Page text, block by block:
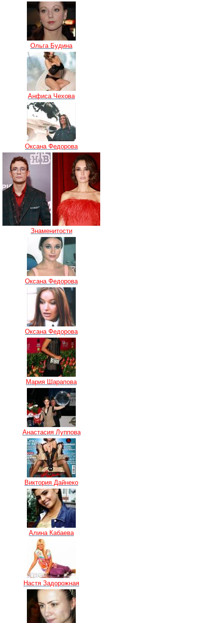
Ольга Будина
Анфиса Чехова
Оксана Федорова
Знаменитости
Оксана Федорова
Оксана Федорова
Мария Шарапова
Анастасия Луппова
Виктория Дайнеко
Алина Кабаева
Настя Задорожная